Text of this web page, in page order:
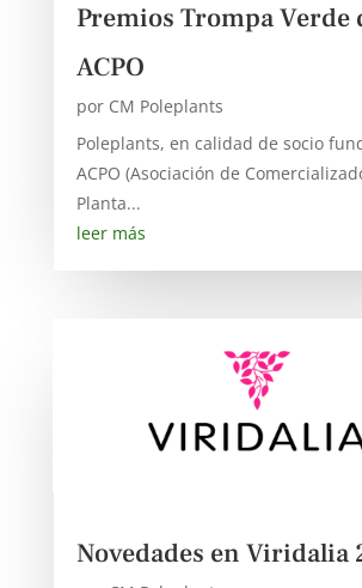
Premios Trompa Verde
ACPO
por CM Poleplants
Poleplants, en calidad de socio
ACPO (Asociación de
Planta...
leer más
Novedades en Viridalia